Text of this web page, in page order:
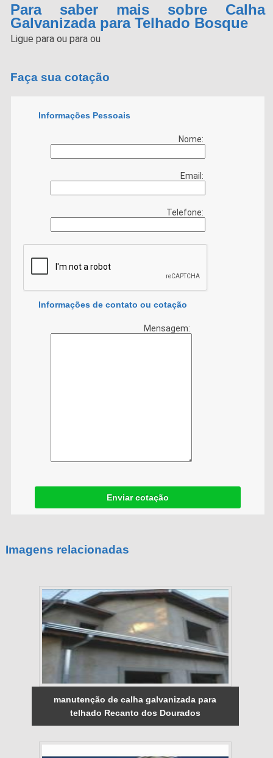
Para saber mais sobre Calha
Galvanizada para Telhado Bosque
Ligue paraou paraou
Faça sua cotação
Informações Pessoais
Nome:
Email:
Telefone:
Informações de contato ou cotação
Mensagem:
Enviar cotação
Imagens relacionadas
manutenção de calha galvanizada para
telhado Recanto dos Dourados